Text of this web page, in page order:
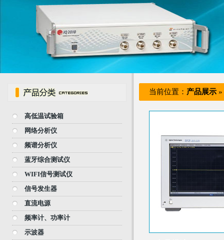
高低温试验箱
网络分析仪
频谱分析仪
蓝牙综合测试仪
WIFI信号测试仪
信号发生器
直流电源
频率计、功率计
示波器
当前位置： 产品展示 »